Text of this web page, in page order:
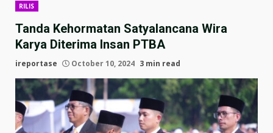
RILIS
Tanda Kehormatan Satyalancana Wira
Karya Diterima Insan PTBA
ireportase October 10, 2024 3 min read